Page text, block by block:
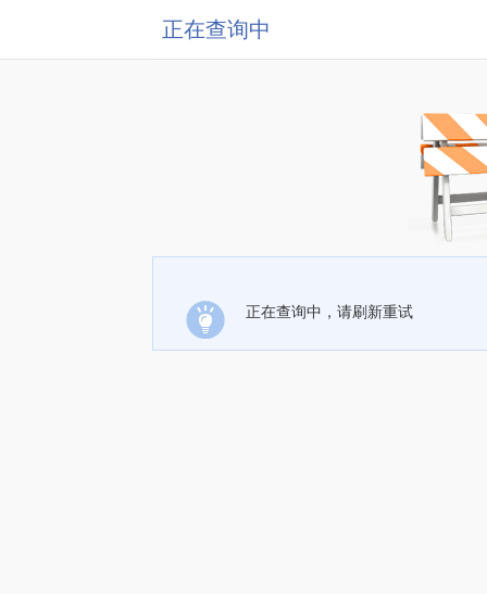
正在查询中
正在查询中，请刷新重试